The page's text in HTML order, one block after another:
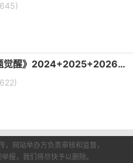
天星《高考解题觉醒》2024+2025+2026版 电子版下载打印
网站举办方负责审核和监督，
报，我们将尽快予以删除。